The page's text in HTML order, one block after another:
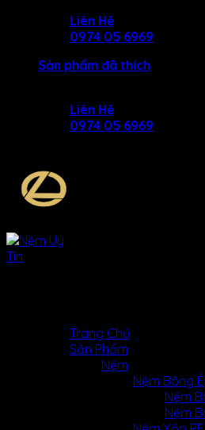
Liên Hệ
0974 05 6969
Sản phẩm đã thích
Liên Hệ
0974 05 6969
Trang Chủ
Sản Phẩm
Nệm
Nệm Bông
Nệm
Nệm